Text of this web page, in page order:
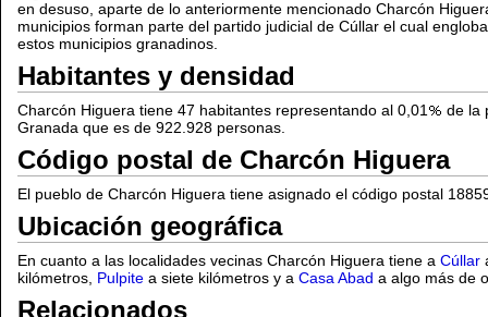
en desuso, aparte de lo anteriormente mencionado Charcón
municipios forman parte del partido judicial de Cúllar el cual
estos municipios granadinos.
Habitantes y densidad
Charcón Higuera tiene 47 habitantes representando al 0,01
de la
Granada que es de 922.928 personas.
Código postal de Charcón Higuera
El pueblo de Charcón Higuera tiene asignado el código postal
Ubicación geográfica
En cuanto a las localidades vecinas Charcón Higuera tiene a Cúllar
kilómetros, Pulpite a siete kilómetros y a Casa Abad a algo más de
Relacionados